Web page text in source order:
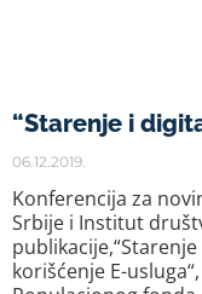
“Starenje i
06.12.2019.
Konferencija za
Srbije i Institut
korišćenje E-